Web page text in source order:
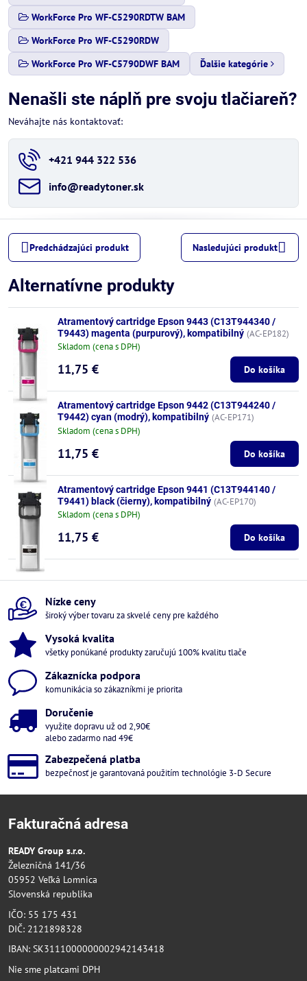
WorkForce Pro WF-C5290RDTW BAM
WorkForce Pro WF-C5290RDW
WorkForce Pro WF-C5790DWF BAM
Ďalšie kategórie
Nenašli ste náplň pre svoju tlačiareň?
Neváhajte nás kontaktovať:
+421 944 322 536
info​@readytoner​.sk
Predchádzajúci produkt Nasledujúci produkt
Alternatívne produkty
Atramentový cartridge Epson 9443 (C13T944340 /
T9443) magenta (purpurový), kompatibilný (AC-EP182)
Skladom (cena s DPH)
11,75 € Do košíka
Atramentový cartridge Epson 9442 (C13T944240 /
T9442) cyan (modrý), kompatibilný (AC-EP171)
Skladom (cena s DPH)
11,75 € Do košíka
Atramentový cartridge Epson 9441 (C13T944140 /
T9441) black (čierny), kompatibilný (AC-EP170)
Skladom (cena s DPH)
11,75 € Do košíka
Nízke ceny
široký výber tovaru za skvelé ceny pre každého
Vysoká kvalita
všetky ponúkané produkty zaručujú 100% kvalitu tlače
Zákaznícka podpora
komunikácia so zákazníkmi je priorita
Doručenie
využite dopravu už od 2,90€
alebo zadarmo nad 49€
Zabezpečená platba
bezpečnosť je garantovaná použitím technológie 3-D Secure
Fakturačná adresa
READY Group s.r.o.
Železničná 141/36
05952 Veľká Lomnica
Slovenská republika
IČO: 55 175 431
DIČ: 2121898328
IBAN: SK3111000000002942143418
Nie sme platcami DPH